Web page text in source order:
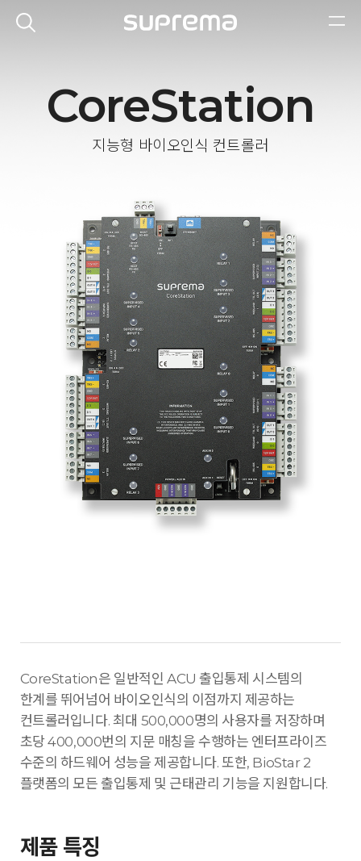
CoreStation
지능형 바이오인식 컨트롤러
CoreStation은 일반적인 ACU 출입통제 시스템의
한계를 뛰어넘어 바이오인식의 이점까지 제공하는
컨트롤러입니다. 최대 500,000명의 사용자를 저장하며
초당 400,000번의 지문 매칭을 수행하는 엔터프라이즈
수준의 하드웨어 성능을 제공합니다. 또한, BioStar 2
플랫폼의 모든 출입통제 및 근태관리 기능을 지원합니다.
제품 특징